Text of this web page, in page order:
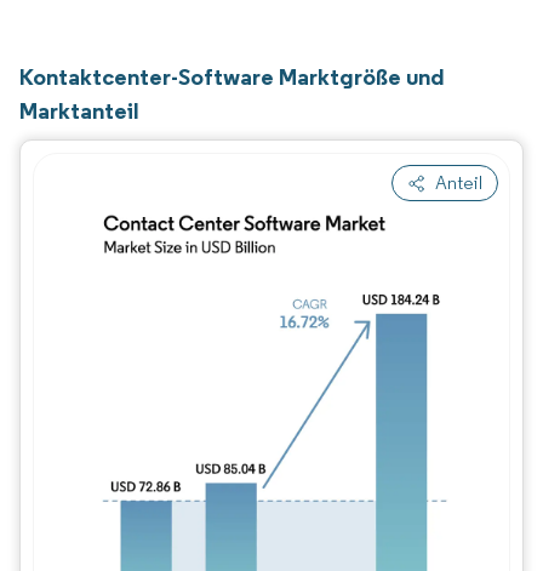
Kontaktcenter-Software Marktgröße und
Marktanteil
Anteil
Bild © Mordor Intelligence.